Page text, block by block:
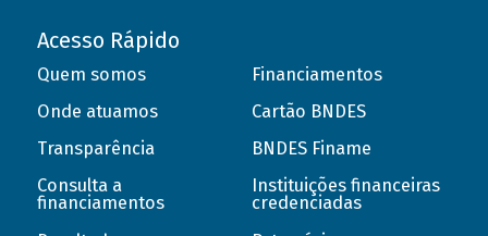
Acesso Rápido
Quem somos
Onde atuamos
Transparência
Consulta a
financiamentos
Financiamentos
Cartão BNDES
BNDES Finame
Instituições financeiras
credenciadas